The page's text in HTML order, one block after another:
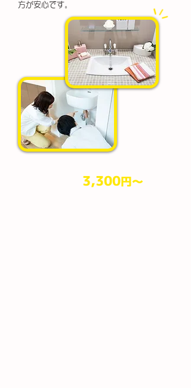
方が安心です。
3,300円​～（税込）